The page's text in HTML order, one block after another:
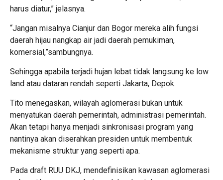
harus diatur,” jelasnya.
“Jangan misalnya Cianjur dan Bogor mereka alih fungsi
daerah hijau nangkap air jadi daerah pemukiman,
komersial,”sambungnya.
Sehingga apabila terjadi hujan lebat tidak langsung ke low
land atau dataran rendah seperti Jakarta, Depok.
Tito menegaskan, wilayah aglomerasi bukan untuk
menyatukan daerah pemerintah, administrasi pemerintah.
Akan tetapi hanya menjadi sinkronisasi program yang
nantinya akan diserahkan presiden untuk membentuk
mekanisme struktur yang seperti apa.
Pada draft RUU DKJ, mendefinisikan kawasan aglomerasi